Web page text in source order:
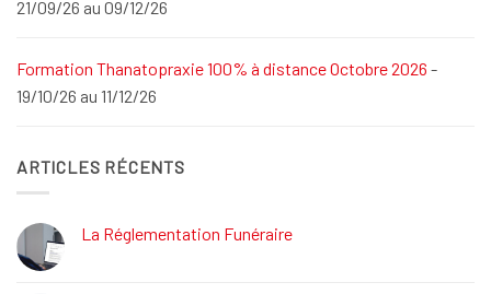
21/09/26 au 09/12/26
Formation Thanatopraxie 100% à distance Octobre 2026 -
19/10/26 au 11/12/26
ARTICLES RÉCENTS
La Réglementation Funéraire